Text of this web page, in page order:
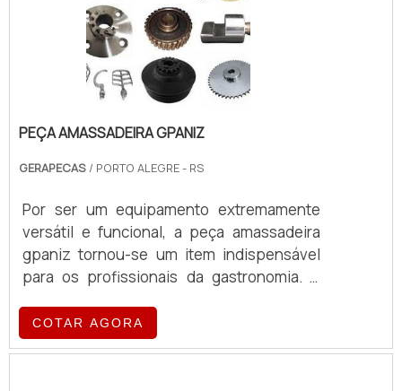
PEÇA AMASSADEIRA GPANIZ
GERAPECAS / PORTO ALEGRE - RS
Por ser um equipamento extremamente
versátil e funcional, a peça amassadeira
gpaniz tornou-se um item indispensável
para os profissionais da gastronomia. A
para o preparo dos mais variados tipos de
massas, como pães, tortas, bolos e demais
COTAR AGORA